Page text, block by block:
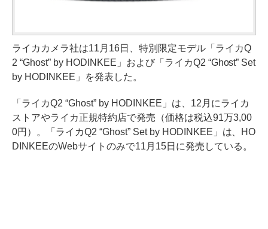
ライカカメラ社は11月16日、特別限定モデル「ライカQ
2 “Ghost” by HODINKEE」および「ライカQ2 “Ghost” Set
by HODINKEE」を発表した。
「ライカQ2 “Ghost” by HODINKEE」は、12月にライカ
ストアやライカ正規特約店で発売（価格は税込91万3,00
0円）。「ライカQ2 “Ghost” Set by HODINKEE」は、HO
DINKEEのWebサイトのみで11月15日に発売している。